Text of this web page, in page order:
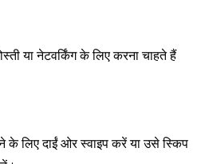
या नेटवर्किंग के लिए करना चाहते हैं
के लिए दाईं ओर स्वाइप करें या उसे स्किप